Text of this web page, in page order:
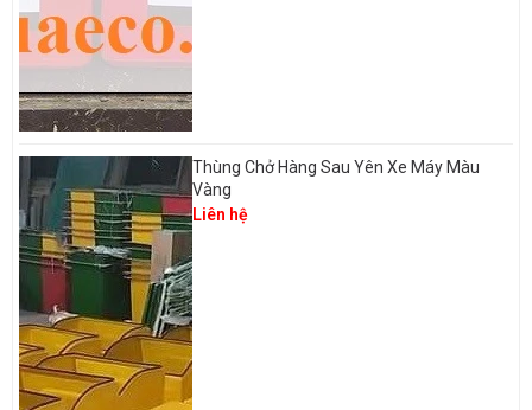
Thùng Chở Hàng Sau Yên Xe Máy Màu
Vàng
Liên hệ